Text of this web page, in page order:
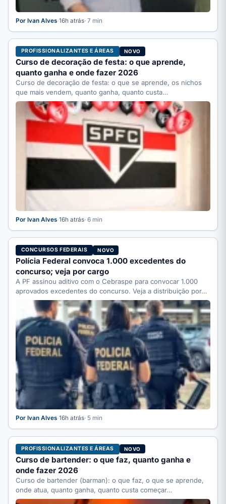
Por Ivan Alves·16h atrás· 7 min
PROFISSIONALIZANTES E ÁREAS NOVO
Curso de decoração de festa: o que aprende,
quanto ganha e onde fazer 2026
Curso de decoração de festa: o que se aprende, os nichos
que mais vendem, quanto ganha, quanto custa…
Por Ivan Alves·16h atrás· 6 min
CONCURSOS FEDERAIS NOVO
Polícia Federal convoca 1.000 excedentes do
concurso; veja por cargo
A PF assinou aditivo com o Cebraspe para convocar 1.000
aprovados excedentes do concurso. Veja a distribuição por…
Por Ivan Alves·16h atrás· 5 min
PROFISSIONALIZANTES E ÁREAS NOVO
Curso de bartender: o que faz, quanto ganha e
onde fazer 2026
Curso de bartender (barman): o que faz, o que se aprende,
onde atua, quanto ganha, quanto custa começar…